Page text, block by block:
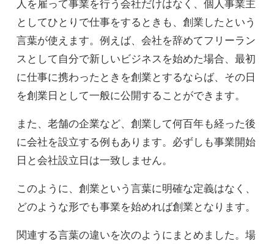
人を雇って事業を行う会社だけはなく、個人事業主
としてひとりで仕事をするときも、創業したという
言葉が使えます。例えば、会社を辞めてフリーラン
スとして自分で新しいビジネスを始めた場合、最初
に仕事に携わったときを創業とするならば、その日
を創業日として一般に公開することができます。
また、老舗の企業など、創業して何百年も経った後
に会社を設立する例もあります。必ずしも事業開始
日と会社設立日は一致しません。
このように、創業という言葉に明確な定義はなく、
どのような形でも事業を始めれば創業となります。
関連する言葉の違いを次のようにまとめました。場